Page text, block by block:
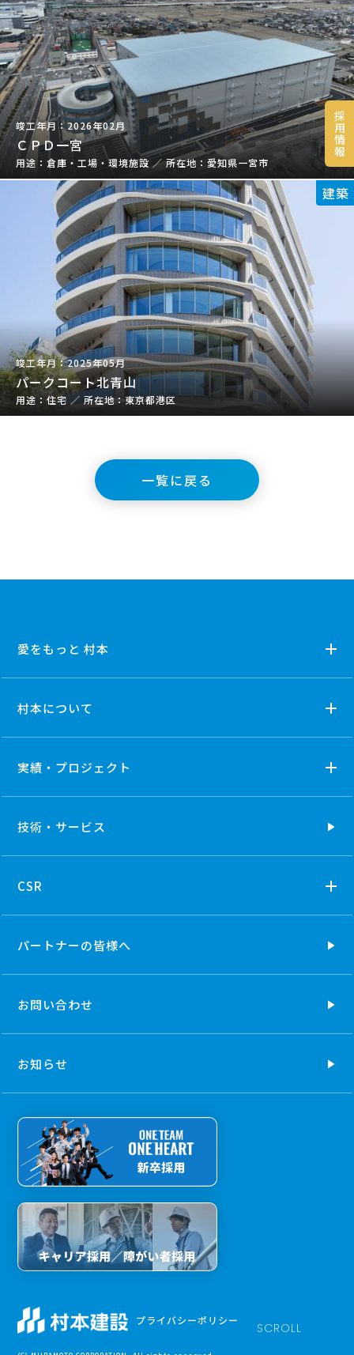
採
用
情
報
SCROLL
2026年02月
ＣＰＤ一宮
倉庫・工場・環境施設 ／ 愛知県一宮市
建築
2025年05月
パークコート北青山
住宅 ／ 東京都港区
一覧に戻る
愛をもっと 村本
村本について
実績・プロジェクト
技術・ サービス
CSR
パートナーの皆様へ
お問い合わせ
お知らせ
プライバシーポリシー